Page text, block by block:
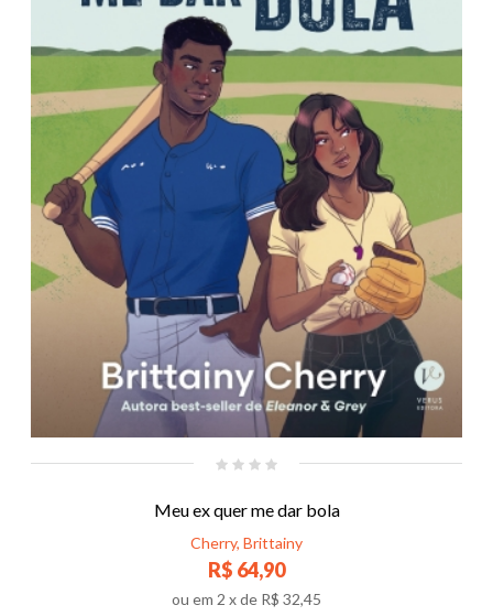
Meu ex quer me dar bola
Cherry, Brittainy
R$ 64,90
ou em 2 x de R$ 32,45